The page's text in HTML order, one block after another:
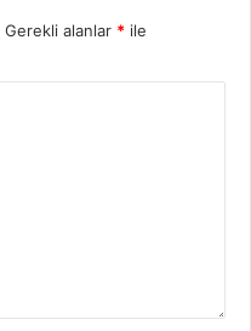
Gerekli alanlar * ile